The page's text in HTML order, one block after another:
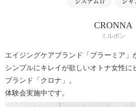
CRONNA
ミルボン
エイジングケアブランド「プラーミア」
シンプルにキレイが欲しいオトナ女性に
ブランド「クロナ」。
体験会実施中です。